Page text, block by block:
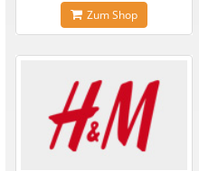
Zum Shop